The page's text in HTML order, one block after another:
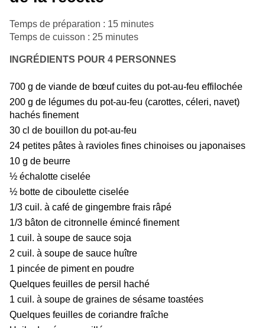
Temps de préparation : 15 minutes
Temps de cuisson : 25 minutes
INGRÉDIENTS POUR 4 PERSONNES
700 g de viande de bœuf cuites du pot-au-feu effilochée
200 g de légumes du pot-au-feu (carottes, céleri, navet)
hachés finement
30 cl de bouillon du pot-au-feu
24 petites pâtes à ravioles fines chinoises ou japonaises
10 g de beurre
½ échalotte ciselée
½ botte de ciboulette ciselée
1/3 cuil. à café de gingembre frais râpé
1/3 bâton de citronnelle émincé finement
1 cuil. à soupe de sauce soja
2 cuil. à soupe de sauce huître
1 pincée de piment en poudre
Quelques feuilles de persil haché
1 cuil. à soupe de graines de sésame toastées
Quelques feuilles de coriandre fraîche